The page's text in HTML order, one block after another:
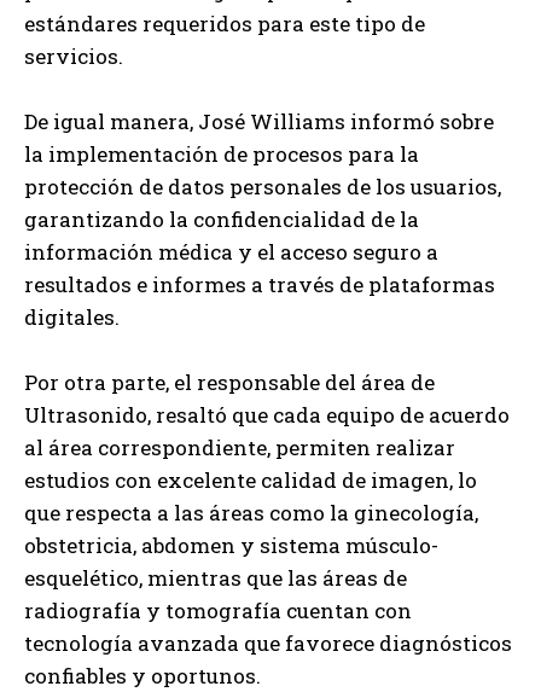
estándares requeridos para este tipo de
servicios.
De igual manera, José Williams informó sobre
la implementación de procesos para la
protección de datos personales de los usuarios,
garantizando la confidencialidad de la
información médica y el acceso seguro a
resultados e informes a través de plataformas
digitales.
Por otra parte, el responsable del área de
Ultrasonido, resaltó que cada equipo de acuerdo
al área correspondiente, permiten realizar
estudios con excelente calidad de imagen, lo
que respecta a las áreas como la ginecología,
obstetricia, abdomen y sistema músculo-
esquelético, mientras que las áreas de
radiografía y tomografía cuentan con
tecnología avanzada que favorece diagnósticos
confiables y oportunos.